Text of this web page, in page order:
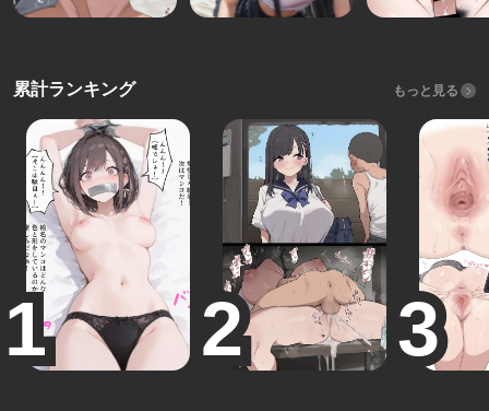
累計ランキング もっと見る